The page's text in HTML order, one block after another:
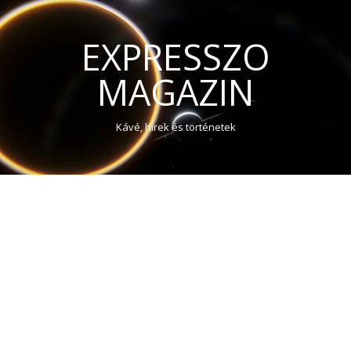
EXPRESSZO
MAGAZIN
Kávé, hírek és történetek